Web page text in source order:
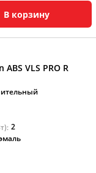
В корзину
VLS PRO R
2